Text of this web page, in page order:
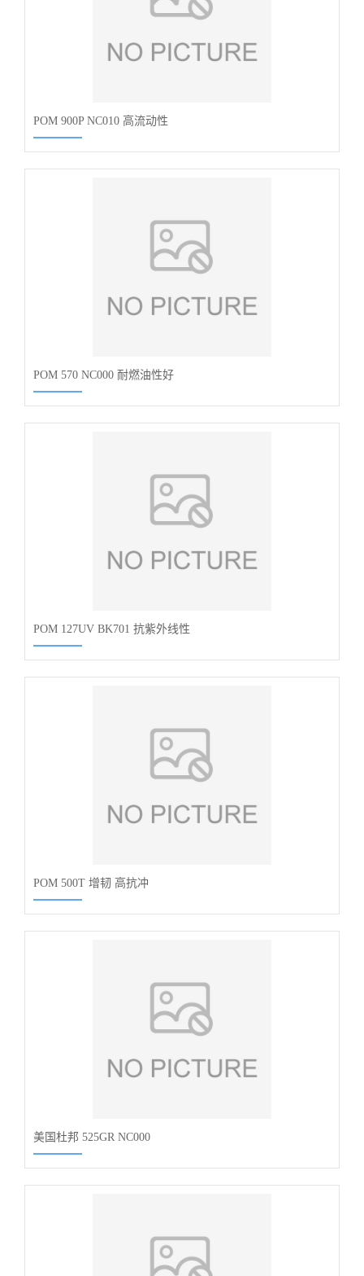
POM 900P NC010 高流动性
POM 570 NC000 耐燃油性好
POM 127UV BK701 抗紫外线性
POM 500T 增韧 高抗冲
美国杜邦 525GR NC000